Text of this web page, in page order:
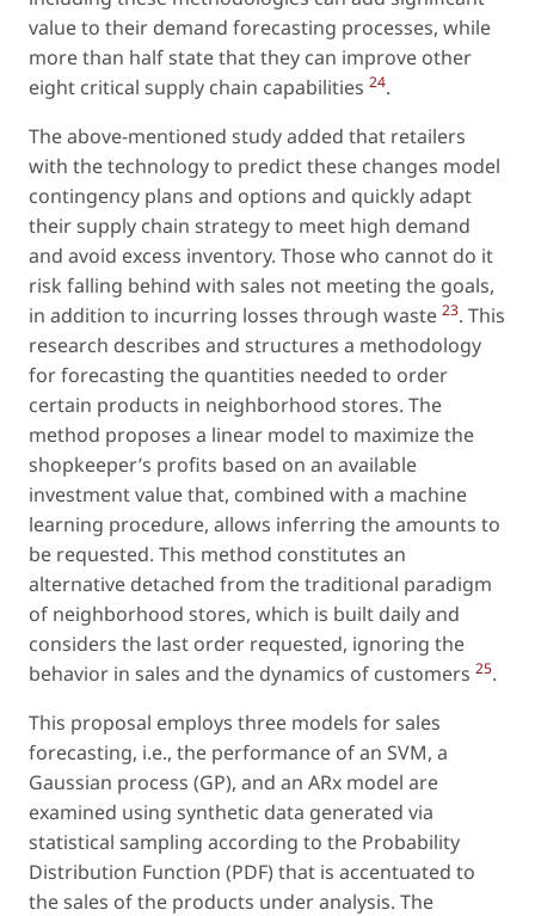
value to their demand forecasting processes, while
more than half state that they can improve other
eight critical supply chain capabilities 24.
The above-mentioned study added that retailers
with the technology to predict these changes model
contingency plans and options and quickly adapt
their supply chain strategy to meet high demand
and avoid excess inventory. Those who cannot do it
risk falling behind with sales not meeting the goals,
in addition to incurring losses through waste 23. This
research describes and structures a methodology
for forecasting the quantities needed to order
certain products in neighborhood stores. The
method proposes a linear model to maximize the
shopkeeper’s profits based on an available
investment value that, combined with a machine
learning procedure, allows inferring the amounts to
be requested. This method constitutes an
alternative detached from the traditional paradigm
of neighborhood stores, which is built daily and
considers the last order requested, ignoring the
behavior in sales and the dynamics of customers 25.
This proposal employs three models for sales
forecasting, i.e., the performance of an SVM, a
Gaussian process (GP), and an ARx model are
examined using synthetic data generated via
statistical sampling according to the Probability
Distribution Function (PDF) that is accentuated to
the sales of the products under analysis. The